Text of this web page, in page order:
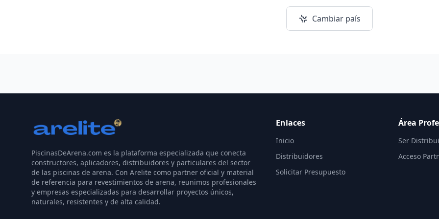
Cambiar país
PiscinasDeArena.com es la plataforma especializada que conecta
constructores, aplicadores, distribuidores y particulares del sector
de las piscinas de arena. Con Arelite como partner oficial y material
de referencia para revestimientos de arena, reunimos profesionales
y empresas especializadas para desarrollar proyectos únicos,
naturales, resistentes y de alta calidad.
Enlaces
Inicio
Distribuidores
Solicitar Presupuesto
Área
Ser
Acceso